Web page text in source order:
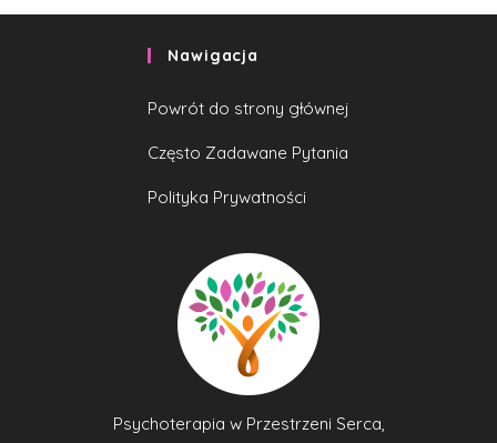
Nawigacja
Powrót do strony głównej
Często Zadawane Pytania
Polityka Prywatności
Psychoterapia w Przestrzeni Serca,